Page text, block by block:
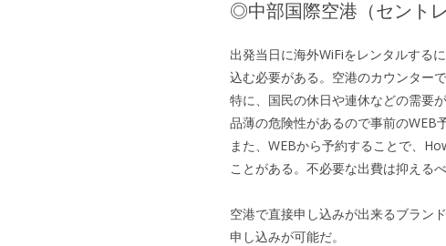
◎中部国際空港（セント
出発当日に海外WiFiをレンタルする
込む必要がある。空港のカウンター
特に、国民の休日や連休などの需要
品薄の危険性があるので事前のWEB
また、WEBから予約することで、
ことがある。不必要な出費は抑えるべ
空港で直接申し込みが出来るブラン
申し込みが可能だ。